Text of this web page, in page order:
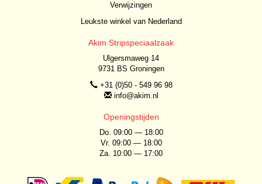
Verwijzingen
Leukste winkel van Nederland
Akim Stripspeciaalzaak
Ulgersmaweg 14
9731 BS Groningen
+31 (0)50 - 549 96 98
info@akim.nl
Openingstijden
Do. 09:00 — 18:00
Vr. 09:00 — 18:00
Za. 10:00 — 17:00